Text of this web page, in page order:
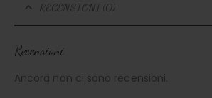
RECENSIONI (0)
Recensioni
Ancora non ci sono recensioni.